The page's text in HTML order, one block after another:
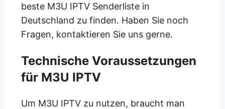
beste M3U IPTV Senderliste in
Deutschland zu finden. Haben Sie noch
Fragen, kontaktieren Sie uns gerne.
Technische Voraussetzungen
für M3U IPTV
Um M3U IPTV zu nutzen, braucht man